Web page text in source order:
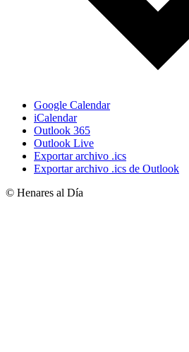
Google Calendar
iCalendar
Outlook 365
Outlook Live
Exportar archivo .ics
Exportar archivo .ics de Outlook
© Henares al Día